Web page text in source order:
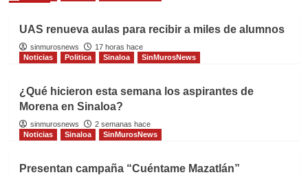
UAS renueva aulas para recibir a miles de alumnos
sinmurosnews
17 horas hace
Noticias
Politica Sinaloa SinMurosNews
¿Qué hicieron esta semana los aspirantes de
Morena en Sinaloa?
sinmurosnews
2 semanas hace
Noticias
Sinaloa SinMurosNews
Presentan campaña “Cuéntame Mazatlán”